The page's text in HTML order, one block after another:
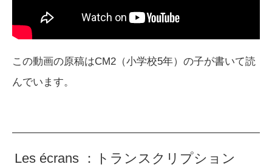
この動画の原稿はCM2（小学校5年）の子が書いて読
んでいます。
Les écrans ：トランスクリプション